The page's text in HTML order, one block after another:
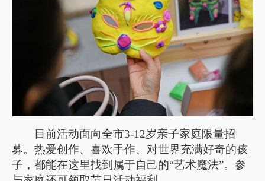
目前活动面向全市3-12岁亲子家庭限量招
募。热爱创作、喜欢手作、对世界充满好奇的孩
子，都能在这里找到属于自己的“艺术魔法”。参